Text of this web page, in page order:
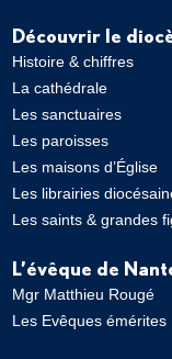
Découvrir le
Histoire & chiffres
La cathédrale
Les sanctuaires
Les paroisses
Les maisons d’Église
Les librairies
Les saints & grandes
L’évêque de
Mgr Matthieu Rougé
Les Evêques émérites